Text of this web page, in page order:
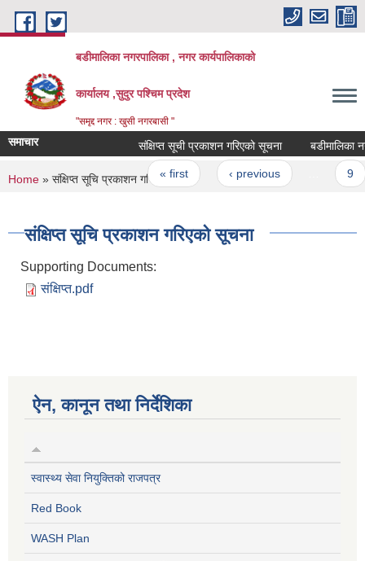
Skip to main content
बडीमालिका नगरपालिका , नगर कार्यपालिकाको
कार्यालय ,सुदुर पश्चिम प्रदेश
"समृद्द नगर : खुसी नगरबासी "
समाचार संक्षिप्त सूची प्रकाशन गरिएको सूचना बडीमालिका
Pages
« first ‹ previous
You are here
Home » संक्षिप्त सूचि प्रकाशन गरिएको सूचना
संक्षिप्त सूचि प्रकाशन गरिएको सूचना
Supporting Documents:
संक्षिप्त.pdf
ऐन, कानून तथा निर्देशिका
स्वास्थ्य सेवा नियुक्तिको राजपत्र
Red Book
WASH Plan